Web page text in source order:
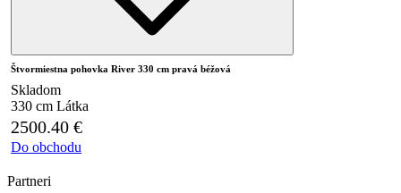
Štvormiestna pohovka River 330 cm pravá béžová
Skladom
330 cm Látka
2500.40 €
Do obchodu
Partneri